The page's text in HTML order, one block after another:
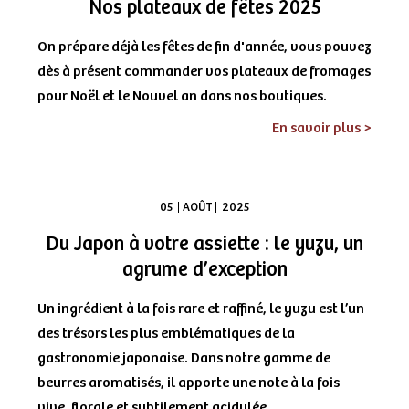
Nos plateaux de fêtes 2025
On prépare déjà les fêtes de fin d'année, vous pouvez
dès à présent commander vos plateaux de fromages
pour Noël et le Nouvel an dans nos boutiques.
En savoir plus >
05 AOÛT 2025
Du Japon à votre assiette : le yuzu, un
agrume d’exception
Un ingrédient à la fois rare et raffiné, le yuzu est l’un
des trésors les plus emblématiques de la
gastronomie japonaise. Dans notre gamme de
beurres aromatisés, il apporte une note à la fois